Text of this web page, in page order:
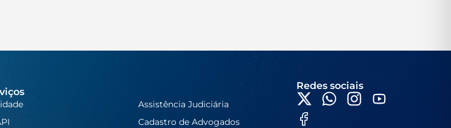
Assistência Judiciária
Cadastro de Advogados
Redes sociais